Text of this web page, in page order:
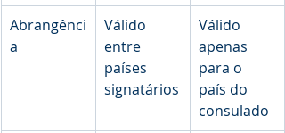
Abrangênci
a
Válido
entre
países
signatários
Válido
apenas
para o
país do
consulado